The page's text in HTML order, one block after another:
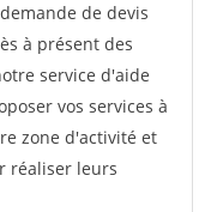
de devis
à présent des
service d'aide
vos services à
zone d'activité et
réaliser leurs